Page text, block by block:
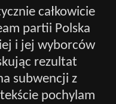
całkowicie
partii Polska
i jej wyborców
rezultat
subwencji z
pochylam